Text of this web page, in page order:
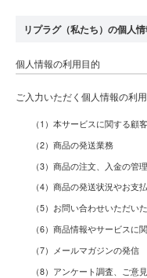
リプラグ（私たち）の個人
個人情報の利用目的
ご入力いただく個人情報の利
（1）本サービスに関する顧
（2）商品の発送業務
（3）商品の注文、入金の管理
（4）商品の発送状況やお支
（5）お問い合わせいただい
（6）商品情報やサービスに
（7）メールマガジンの発信
（8）アンケート調査、ご意